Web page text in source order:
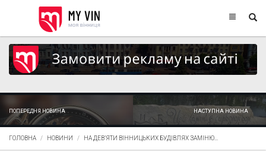
ПОПЕРЕДНЯ НОВИНА НАСТУПНА НОВИНА
ГОЛОВНА НОВИНИ НА ДЕВ’ЯТИ ВІННИЦЬКИХ БУДІВЛЯХ ЗАМІНЮ...